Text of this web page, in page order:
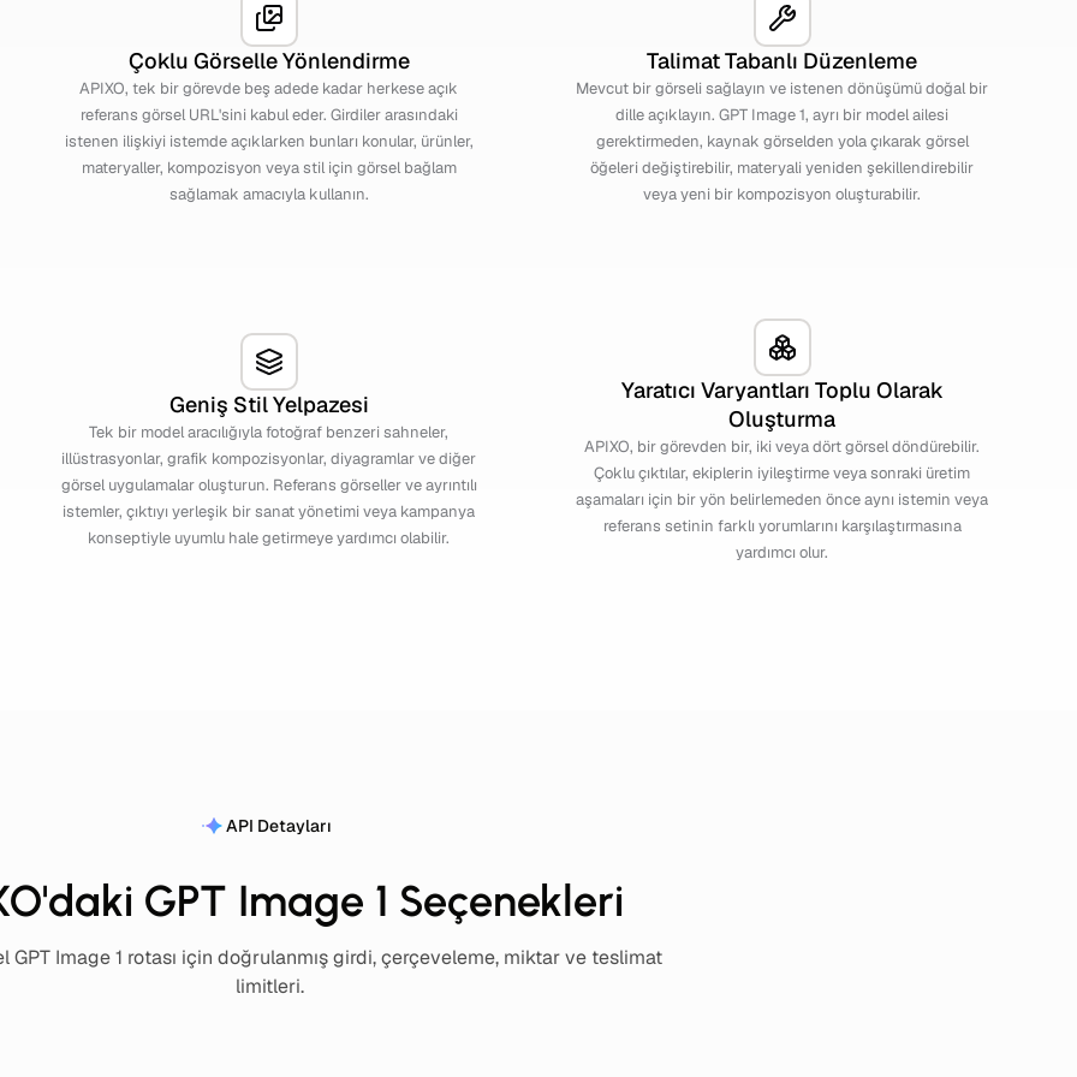
Çoklu Görselle Yönlendirme
APIXO, tek bir görevde beş adede kadar herkese açık
referans görsel URL'sini kabul eder. Girdiler arasındaki
istenen ilişkiyi istemde açıklarken bunları konular, ürünler,
materyaller, kompozisyon veya stil için görsel bağlam
sağlamak amacıyla kullanın.
Talimat Tabanlı Düzenleme
Mevcut bir görseli sağlayın ve istenen dönüşümü doğal bir
dille açıklayın. GPT Image 1, ayrı bir model ailesi
gerektirmeden, kaynak görselden yola çıkarak görsel
öğeleri değiştirebilir, materyali yeniden şekillendirebilir
veya yeni bir kompozisyon oluşturabilir.
Geniş Stil Yelpazesi
Tek bir model aracılığıyla fotoğraf benzeri sahneler,
illüstrasyonlar, grafik kompozisyonlar, diyagramlar ve diğer
görsel uygulamalar oluşturun. Referans görseller ve ayrıntılı
istemler, çıktıyı yerleşik bir sanat yönetimi veya kampanya
konseptiyle uyumlu hale getirmeye yardımcı olabilir.
Yaratıcı Varyantları Toplu Olarak
Oluşturma
APIXO, bir görevden bir, iki veya dört görsel döndürebilir.
Çoklu çıktılar, ekiplerin iyileştirme veya sonraki üretim
aşamaları için bir yön belirlemeden önce aynı istemin veya
referans setinin farklı yorumlarını karşılaştırmasına
yardımcı olur.
API Detayları
GPT Image 1 Seçenekleri
GPT Image 1 rotası için doğrulanmış girdi, çerçeveleme, miktar ve teslimat
limitleri.